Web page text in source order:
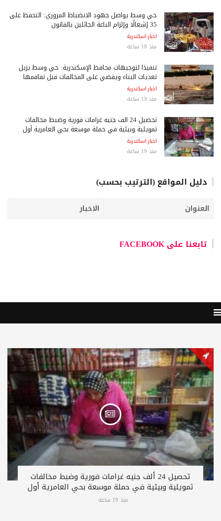
حي وسط يواصل جهود الانضباط المروري: التحفظ على
35 إشغالًا وإلزام الباعة الجائلين بالقانون
اخبار اسكندرية
منذ 18 ساعة
تنفيذًا لتوجيهات محافظ الإسكندرية: حي وسط يزيل
تعديات البناء ويقضي على المخالفات قبل تفاقمها
اخبار اسكندرية
منذ 19 ساعة
تحصيل 24 ألف جنيه غرامات فورية وضبط مخالفات
تمويلية وبيئية في حملة موسعة بحي العامرية أول
اخبار اسكندرية
منذ 19 ساعة
دليل المواقع (الترتيب بحسب)
العنوان الاخبار
تابعنا على FACEBOOK
تحصيل 24 ألف جنيه غرامات فورية وضبط مخالفات
تمويلية وبيئية في حملة موسعة بحي العامرية أول
منذ 19 ساعة